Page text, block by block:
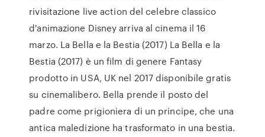
rivisitazione live action del celebre classico
d'animazione Disney arriva al cinema il 16
marzo. La Bella e la Bestia (2017) La Bella e la
Bestia (2017) è un film di genere Fantasy
prodotto in USA, UK nel 2017 disponibile gratis
su cinemalibero. Bella prende il posto del
padre come prigioniera di un principe, che una
antica maledizione ha trasformato in una bestia.